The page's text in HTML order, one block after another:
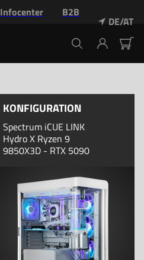
Infocenter B2B
DE/AT
KONFIGURATION
Spectrum iCUE LINK
Hydro X Ryzen 9
9850X3D - RTX 5090